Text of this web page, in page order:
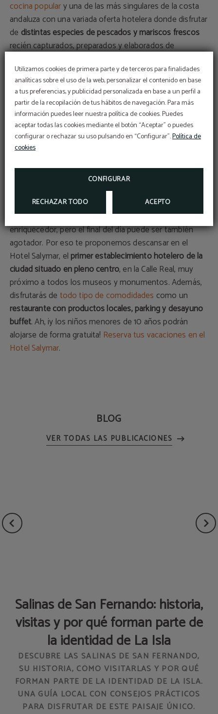
Utilizamos cookies de primera parte y de terceros para finalidades
analíticas sobre el uso de la web, personalizar el contenido en base
a tus preferencias, y publicidad personalizada en base a un perfil a
partir de la recopilación de tus hábitos de navegación. Para más
información puedes leer nuestra política de cookies. Puedes
aceptar todas las cookies mediante el botón “Aceptar” o puedes
configurar o rechazar su uso pulsando en “Configurar”.Política de
cookies
CONFIGURAR
RECHAZAR TODO ACEPTO
cocina populary una de las más singulares de la costa
andaluza con una variada oferta hotelera donde disfrutar
de distintas especies de pescados y mariscos frescos
recién capturados, preparados y elaborados de
No puedes irte sin probar laspapas con chocos, una de
las tapas más típicas de San Fernando; o aprovechar
para refrescarte ahora con este calor con buen
gazpacho o un salmorejo.
¿Dónde alojarse para hacer turismo cultural en San
Practicar cualquiera de estos
tres planes de turismo
cultural en San Fernandoes divertido, interesante y
enriquecedor, pero el final del día puede ser también
agotador. Por eso te proponemos descansar en el
Hotel Salymar, el primer establecimiento hotelero de la
ciudad situado en pleno centro, en la Calle Real, muy
próximo a todos los museos y monumentos. Además,
disfrutarás de todo tipo de comodidades como un
restaurante con productos locales, parking y desayuno
buffet. Ah, ¡y los niños menores de 10 años podrán
alojarse de forma gratuita! Reserva tus vacaciones en el
Hotel Salymar.
BLOG
VER TODAS LAS PUBLICACIONES
Salinas de San Fernando: historia,
visitas y por qué forman parte de
la identidad de La Isla
DESCUBRE LAS SALINAS DE SAN FERNANDO,
SU HISTORIA, CÓMO VISITARLAS Y POR QUÉ
FORMAN PARTE DE LA IDENTIDAD DE LA ISLA.
UNA GUÍA LOCAL CON CONSEJOS PRÁCTICOS
PARA DISFRUTAR DE ESTE PAISAJE ÚNICO.
Completa tu estancia con
un momento para ti.
Ahora, como huésped del Hotel Salymar, puedes
RESERVAR
Tarifa corporativa
¡DESCUBRE LA MEJOR TARIFA PARA TU
EMPRESA!
ESCRÍBENOS A